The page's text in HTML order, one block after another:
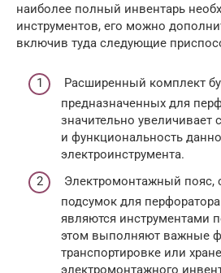
наиболее полный инвентарь
инструментов, его можно
включив туда следующие
Расширенный комплект
предназначенных для
значительно увеличивает
и функциональность
электроинструмента.
Электромонтажный пояс,
подсумок для
являются инструментами
этом выполняют важные
транспортировке или
электромонтажного